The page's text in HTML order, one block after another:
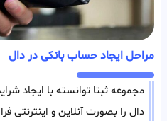
مراحل ایجاد حساب بانکی در دال
مجموعه ثبتا توانسته با ایجاد
دال را بصورت آنلاین و اینترنتی